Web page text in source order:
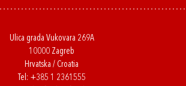
Ulica grada Vukovara 269A
10000 Zagreb
Hrvatska / Croatia
Tel: +385 1 2361555